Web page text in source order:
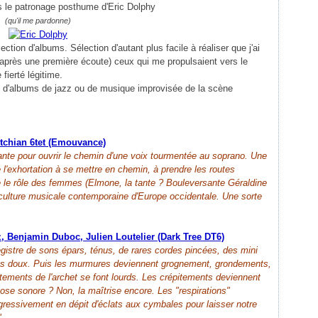
patronage posthume d'Eric Dolphy
(qu'il me pardonne)
d'albums. Sélection d'autant plus facile à réaliser que j'ai
une première écoute) ceux qui me propulsaient vers le
fierté légitime.
de jazz ou de musique improvisée de la scène
6tet (Emouvance)
pour ouvrir le chemin d'une voix tourmentée au soprano. Une
à se mettre en chemin, à prendre les routes
rôle des femmes (Elmone, la tante ? Bouleversante Géraldine
musicale contemporaine d'Europe occidentale. Une sorte
Benjamin Duboc, Julien Loutelier (Dark Tree DT6)
de sons épars, ténus, de rares cordes pincées, des mini
Puis les murmures deviennent grognement, grondements,
de l'archet se font lourds. Les crépitements deviennent
sonore ? Non, la maîtrise encore. Les "respirations"
en dépit d'éclats aux cymbales pour laisser notre